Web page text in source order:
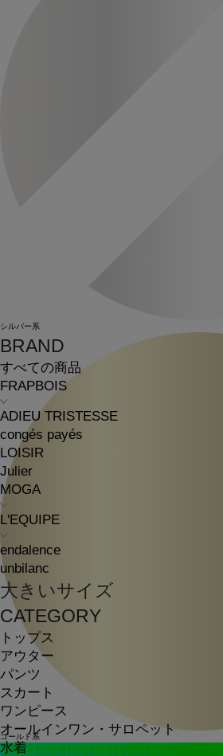
BRAND
すべての商品
FRAPBOIS
ADIEU TRISTESSE
congés payés
LOISIR
Julier
MOGA
L'EQUIPE
endalence
unbilanc
大きいサイズ
CATEGORY
トップス
アウター
パンツ
スカート
ワンピース
オールインワン・サロペット
水着
シルバー系
ゴールド系